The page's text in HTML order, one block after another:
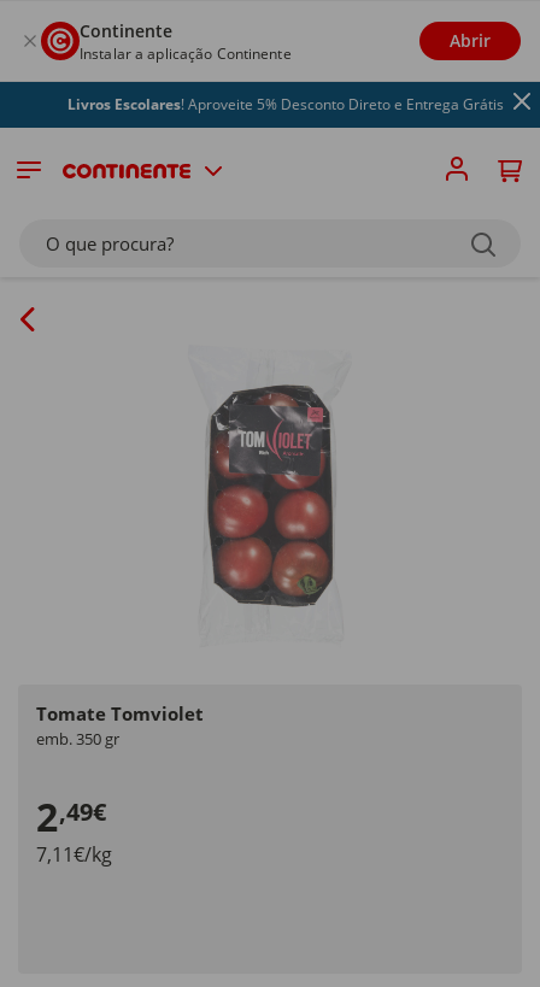
Continente
Instalar a aplicação Continente
Abrir
Livros Escolares! Aproveite 5% Desconto Direto e Entrega Grátis
O que procura?
Tomate Tomviolet
emb. 350 gr
2,49€
7,11€/kg